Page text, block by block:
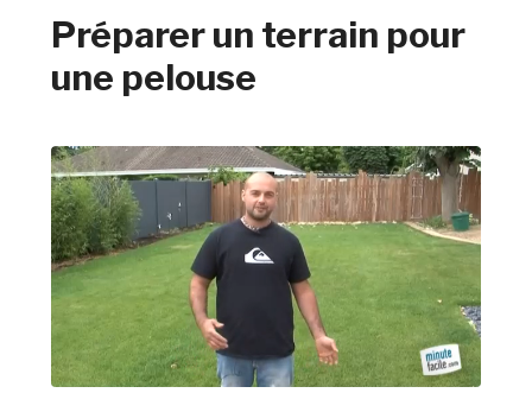
Préparer un terrain pour
une pelouse